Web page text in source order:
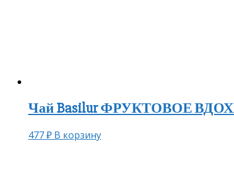
Чай Basilur ФРУКТОВОЕ
477₽ В корзину